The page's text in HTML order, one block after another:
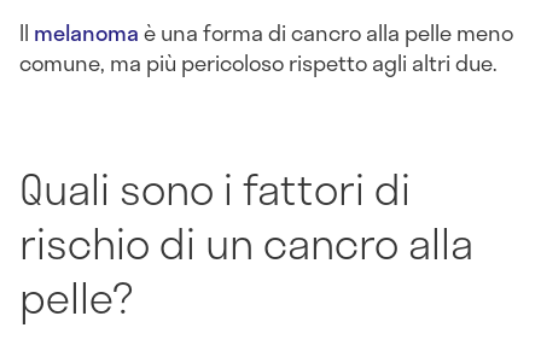
Il melanomaè una forma di cancro alla pelle meno
comune, ma più pericoloso rispetto agli altri due.
Quali sono i fattori di
rischio di un cancro alla
pelle?